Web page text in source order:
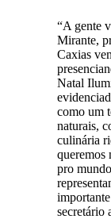
“A gente
Mirante,
Caxias
Natal
como um
naturais,
culinária
queremos
pro
secretário